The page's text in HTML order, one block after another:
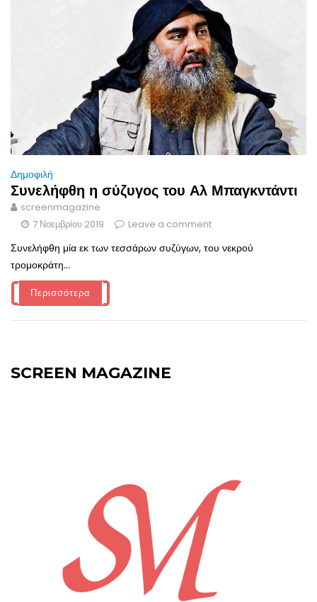
Δημοφιλή
Συνελήφθη η σύζυγος του Αλ Μπαγκντάντι
screenmagazine
7 Νοεμβρίου 2019
Leave a comment
Συνελήφθη μία εκ των τεσσάρων συζύγων, του νεκρού
τρομοκράτη...
Περισσότερα
SCREEN MAGAZINE